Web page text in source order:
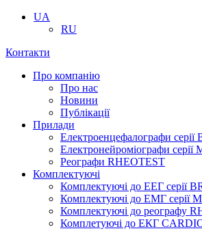
UA
RU
Контакти
Про компанію
Про нас
Новини
Публікації
Прилади
Електроенцефалографи
Електронейроміографи серії
Реографи RHEOTEST
Комплектуючі
Комплектуючі до ЕЕГ серії
Комплектуючі до ЕМГ серії
Комплектуючі до реографу
Комплетуючі до ЕКГ